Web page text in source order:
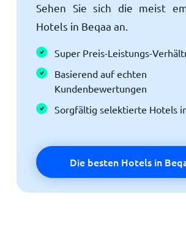
Sehen Sie sich die meist
Hotels in Beqaa an.
Super Preis-Leistungs-
Basierend auf echten
Kundenbewertungen
Sorgfältig selektierte Hotels
Die besten Hotels in